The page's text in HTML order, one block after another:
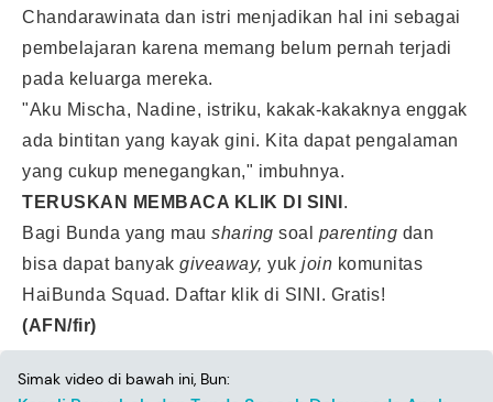
Chandarawinata dan istri menjadikan hal ini sebagai
pembelajaran karena memang belum pernah terjadi
pada keluarga mereka.
"Aku Mischa, Nadine, istriku, kakak-kakaknya enggak
ada bintitan yang kayak gini. Kita dapat pengalaman
yang cukup menegangkan," imbuhnya.
TERUSKAN MEMBACA KLIK DI SINI .
Bagi Bunda yang mau sharing soal parenting dan
bisa dapat banyak giveaway, yuk join komunitas
HaiBunda Squad. Daftar klik di SINI. Gratis!
(AFN/fir)
Simak video di bawah ini, Bun: